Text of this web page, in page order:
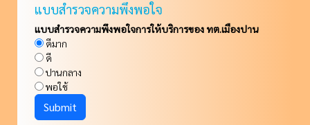
แบบสำรวจความพึงพอใจ
แบบสำรวจความพึงพอใจการให้บริการของ ทต.เมืองปาน
ดีมาก
ดี
ปานกลาง
พอใช้